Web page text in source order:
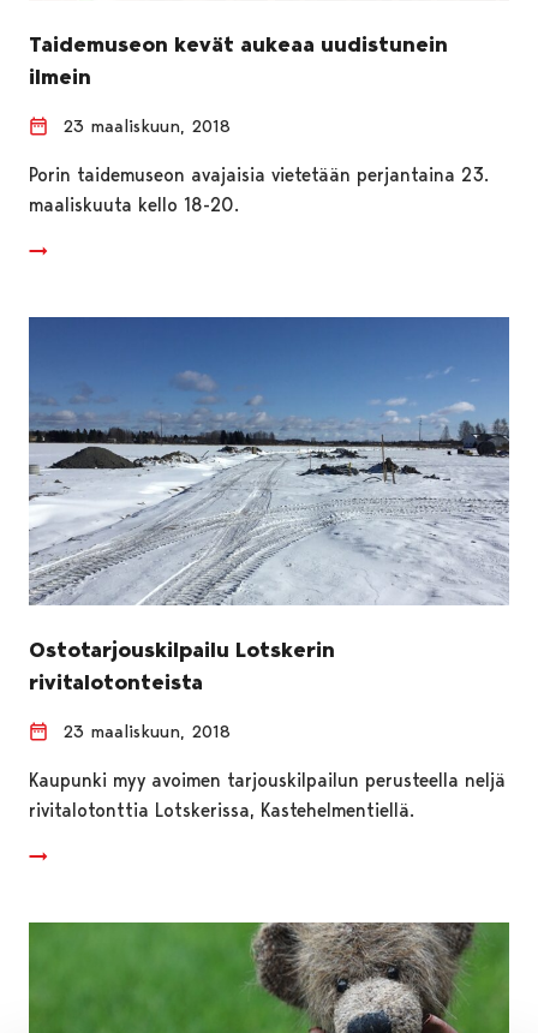
Taidemuseon kevät aukeaa uudistunein
ilmein
23 maaliskuun, 2018
Porin taidemuseon avajaisia vietetään perjantaina 23.
maaliskuuta kello 18-20.
Ostotarjouskilpailu Lotskerin
rivitalotonteista
23 maaliskuun, 2018
Kaupunki myy avoimen tarjouskilpailun perusteella neljä
rivitalotonttia Lotskerissa, Kastehelmentiellä.